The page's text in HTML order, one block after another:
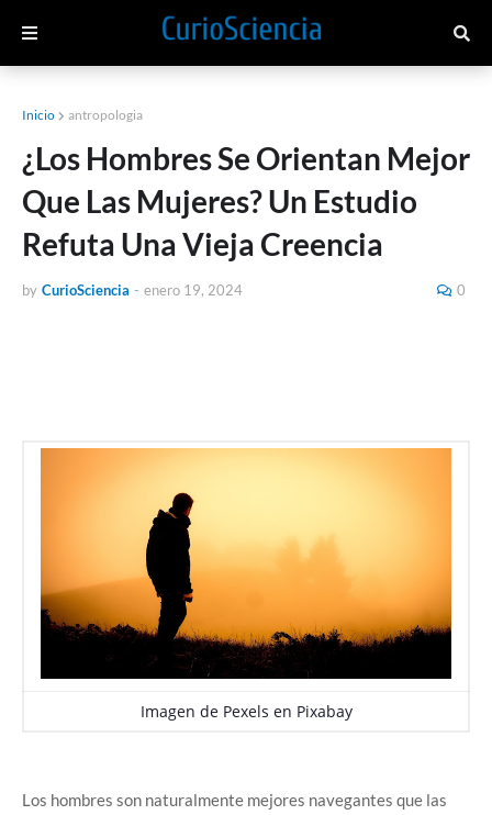
Inicio antropologia
¿Los Hombres Se Orientan Mejor
Que Las Mujeres? Un Estudio
Refuta Una Vieja Creencia
by CurioSciencia - enero 19, 2024 0
Imagen de Pexels en Pixabay
Los hombres son naturalmente mejores navegantes que las